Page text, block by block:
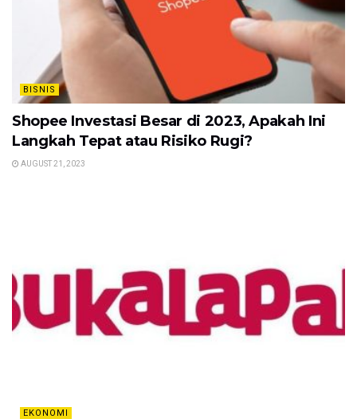
BISNIS
Shopee Investasi Besar di 2023, Apakah Ini
Langkah Tepat atau Risiko Rugi?
AUGUST 21, 2023
EKONOMI